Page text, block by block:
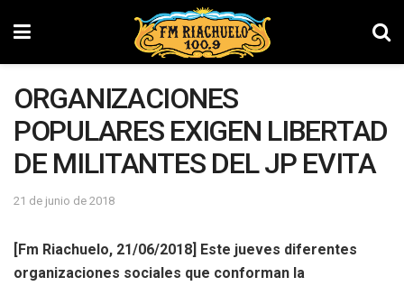
ORGANIZACIONES
POPULARES EXIGEN LIBERTAD
DE MILITANTES DEL JP EVITA
21 de junio de 2018
[Fm Riachuelo, 21/06/2018] Este jueves diferentes
organizaciones sociales que conforman la